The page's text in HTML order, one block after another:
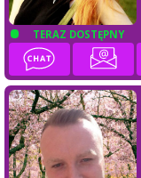
TERAZ DOSTĘPNY